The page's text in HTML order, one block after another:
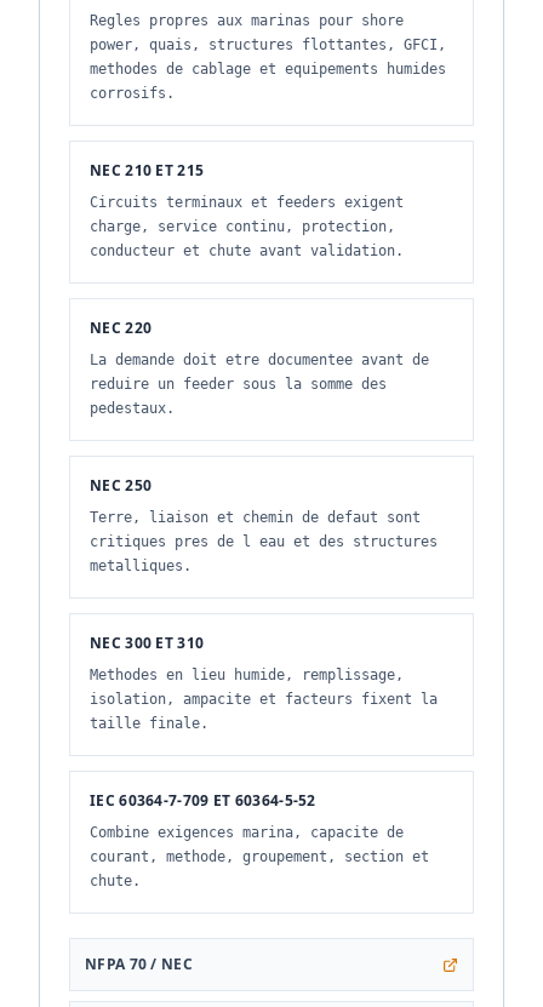
Regles propres aux marinas pour shore
power, quais, structures flottantes, GFCI,
methodes de cablage et equipements humides
corrosifs.
NEC 210 ET 215
Circuits terminaux et feeders exigent
charge, service continu, protection,
conducteur et chute avant validation.
NEC 220
La demande doit etre documentee avant de
reduire un feeder sous la somme des
pedestaux.
NEC 250
Terre, liaison et chemin de defaut sont
critiques pres de l eau et des structures
metalliques.
NEC 300 ET 310
Methodes en lieu humide, remplissage,
isolation, ampacite et facteurs fixent la
taille finale.
IEC 60364-7-709 ET 60364-5-52
Combine exigences marina, capacite de
courant, methode, groupement, section et
chute.
NFPA 70 / NEC